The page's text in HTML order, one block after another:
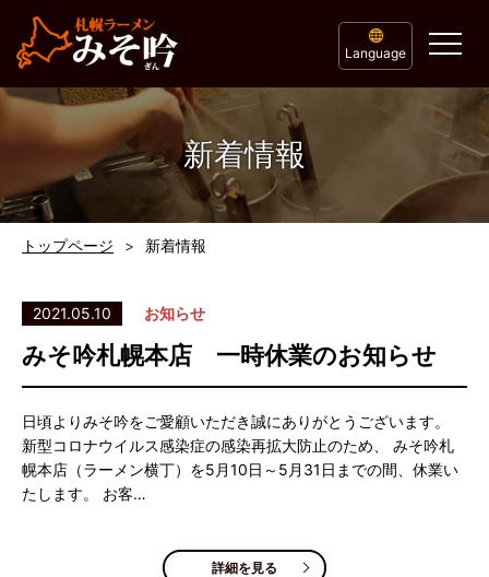
Language
新着情報
トップページ 新着情報
2021.05.10 お知らせ
みそ吟札幌本店 一時休業のお知らせ
日頃よりみそ吟をご愛顧いただき誠にありがとうございます。
新型コロナウイルス感染症の感染再拡大防止のため、 みそ吟札
幌本店（ラーメン横丁）を5月10日～5月31日までの間、休業い
たします。 お客…
詳細を見る